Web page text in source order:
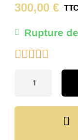
300,00 € TTC
Rupture
